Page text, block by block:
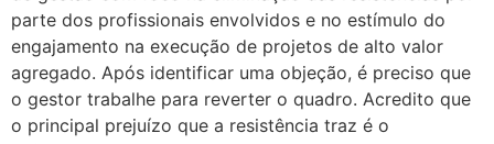
parte dos profissionais envolvidos e no estímulo do
engajamento na execução de projetos de alto valor
agregado. Após identificar uma objeção, é preciso que
o gestor trabalhe para reverter o quadro. Acredito que
o principal prejuízo que a resistência traz é o